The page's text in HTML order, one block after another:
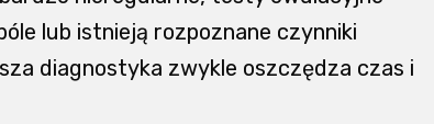
lub istnieją rozpoznane czynniki
diagnostyka zwykle oszczędza czas i